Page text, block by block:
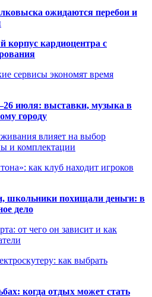
ожидаются перебои и
корпус кардиоцентра с
сервисы экономят время
июля: выставки, музыка в
городу
влияет на выбор
и комплектации
как клуб находит игроков
школьники похищали деньги: в
дело
от чего он зависит и как
как выбрать
когда отдых может стать